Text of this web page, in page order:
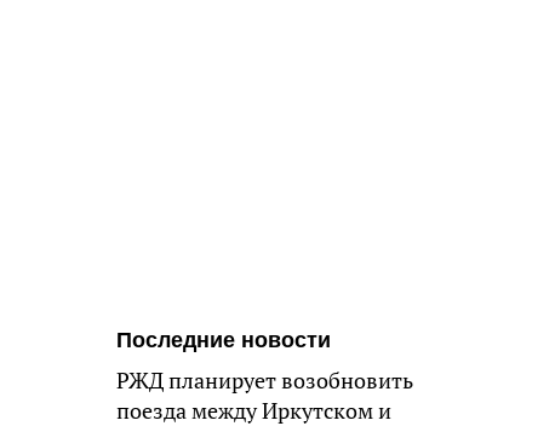
Последние новости
РЖД планирует возобновить
поезда между Иркутском и